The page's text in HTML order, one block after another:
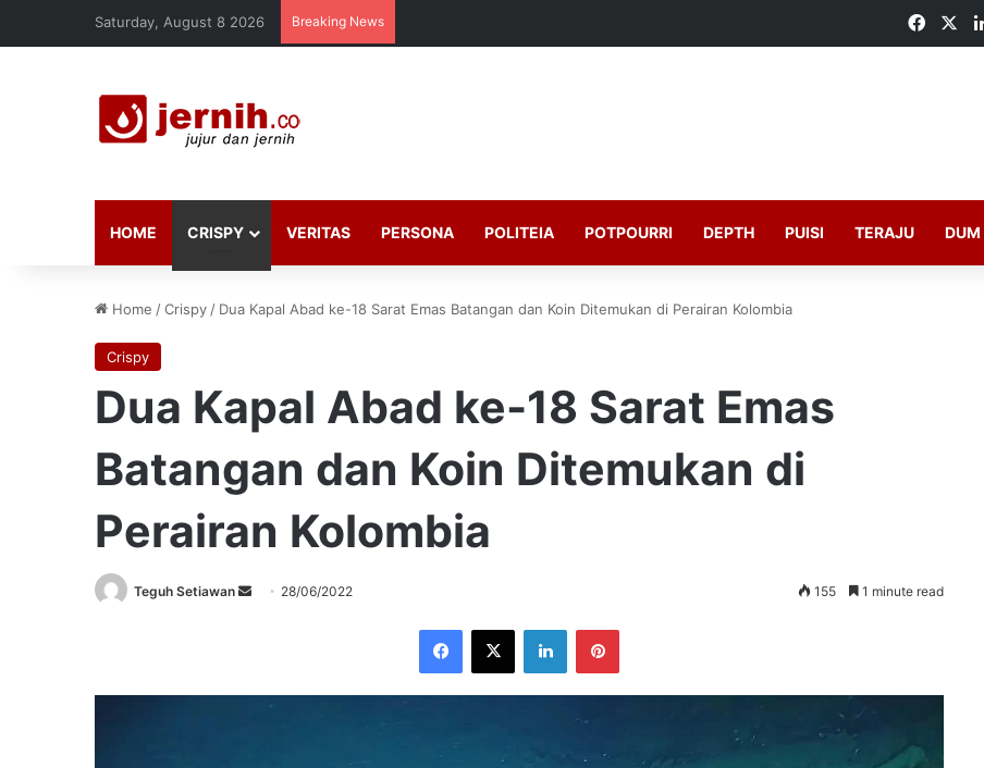
Saturday, August 8 2026 Breaking News
HOME CRISPY VERITAS PERSONA POLITEIA POTPOURRI DEPTH PUISI TERAJU DUM
Home /Crispy / Dua Kapal Abad ke-18 Sarat Emas Batangan dan Koin Ditemukan di Perairan Kolombia
Crispy
Dua Kapal Abad ke-18 Sarat Emas
Batangan dan Koin Ditemukan di
Perairan Kolombia
Teguh Setiawan
Send 28/06/2022 155 1 minute read
Facebook
X LinkedInPinterest